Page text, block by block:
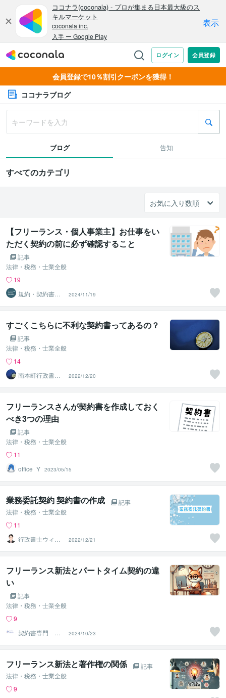
会員登録で10％割引クーポンを獲得！
ココナラブログ
ブログ 告知
すべてのカテゴリ
【フリーランス・個人事業主】お仕事をい
ただく契約の前に必ず確認すること
記事
法律・税務・士業全般
19
規約・契約書の
専門家 みやは
ら法務事務所
2024/11/19
すごくこちらに不利な契約書ってあるの？
記事
法律・税務・士業全般
14
南本町行政書士
事務所
2022/12/20
フリーランスさんが契約書を作成しておく
べき3つの理由
記事
法律・税務・士業全般
11
office_Y 2023/05/15
業務委託契約 契約書の作成
記事
法律・税務・士業全般
11
行政書士ウィル
法務事務所
2022/12/21
フリーランス新法とパートタイム契約の違
い
記事
法律・税務・士業全般
9
契約書専門 ア
トラス行政書士
法人
2024/10/23
フリーランス新法と著作権の関係
記事
法律・税務・士業全般
9